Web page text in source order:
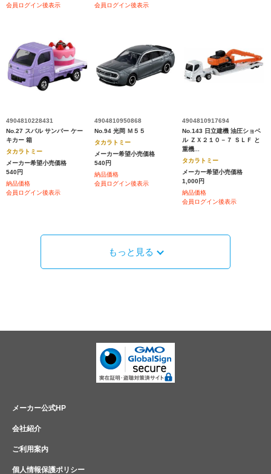
会員ログイン後表示
会員ログイン後表示
4904810228431
No.27 スバル サンバー ケー
キカー 箱
タカラトミー
メーカー希望小売価格
540円
納品価格
会員ログイン後表示
4904810950868
No.94 光岡 Ｍ５５
タカラトミー
メーカー希望小売価格
540円
納品価格
会員ログイン後表示
4904810917694
No.143 日立建機 油圧ショベ
ル ＺＸ２１０－７ ＳＬＦ と
重機...
タカラトミー
メーカー希望小売価格
1,000円
納品価格
会員ログイン後表示
もっと見る
メーカー公式HP
会社紹介
ご利用案内
個人情報保護ポリシー